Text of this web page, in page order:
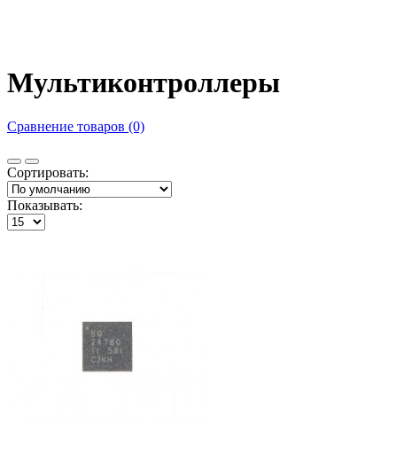
Мультиконтроллеры
Сравнение товаров (0)
Сортировать:
Показывать: